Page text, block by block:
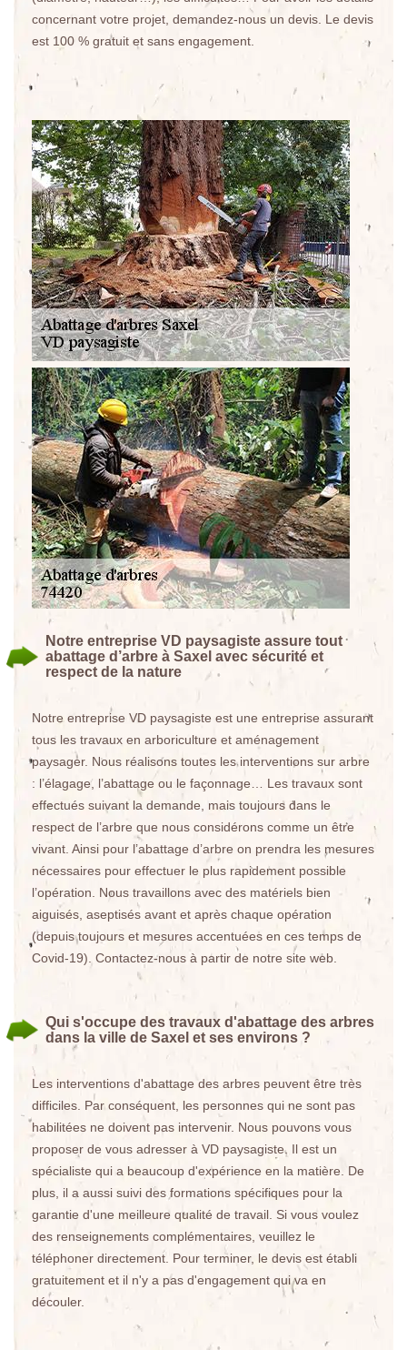
concernant votre projet, demandez-nous un devis. Le devis
est 100 % gratuit et sans engagement.
Notre entreprise VD paysagiste assure tout
abattage d’arbre à Saxel avec sécurité et
respect de la nature
Notre entreprise VD paysagiste est une entreprise assurant
tous les travaux en arboriculture et aménagement
paysager. Nous réalisons toutes les interventions sur arbre
: l’élagage, l’abattage ou le façonnage… Les travaux sont
effectués suivant la demande, mais toujours dans le
respect de l’arbre que nous considérons comme un être
vivant. Ainsi pour l’abattage d’arbre on prendra les mesures
nécessaires pour effectuer le plus rapidement possible
l’opération. Nous travaillons avec des matériels bien
aiguisés, aseptisés avant et après chaque opération
(depuis toujours et mesures accentuées en ces temps de
Covid-19). Contactez-nous à partir de notre site web.
Qui s'occupe des travaux d'abattage des arbres
dans la ville de Saxel et ses environs ?
Les interventions d'abattage des arbres peuvent être très
difficiles. Par conséquent, les personnes qui ne sont pas
habilitées ne doivent pas intervenir. Nous pouvons vous
proposer de vous adresser à VD paysagiste. Il est un
spécialiste qui a beaucoup d'expérience en la matière. De
plus, il a aussi suivi des formations spécifiques pour la
garantie d'une meilleure qualité de travail. Si vous voulez
des renseignements complémentaires, veuillez le
téléphoner directement. Pour terminer, le devis est établi
gratuitement et il n'y a pas d'engagement qui va en
découler.